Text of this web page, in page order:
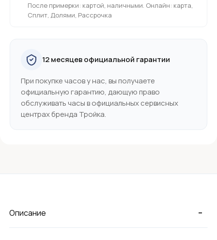
После примерки: картой, наличными. Онлайн: карта,
Сплит, Долями, Рассрочка
12 месяцев официальной гарантии
При покупке часов у нас, вы получаете
официальную гарантию, дающую право
обслуживать часы в официальных сервисных
центрах бренда Тройка.
-
Описание